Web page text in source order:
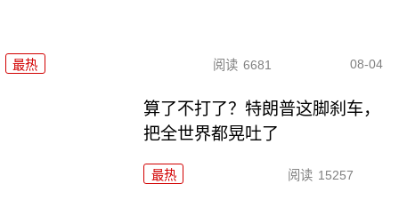
最热 阅读 6681 08-04
算了不打了？特朗普这脚刹车，
把全世界都晃吐了
最热 阅读 15257